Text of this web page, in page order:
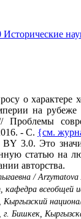
Исторические
о характере
на
Проблемы
- С. {см.
3.0. Это
статью на
авторства.
/
кафедра всеобщей
Кыргызский
Бишкек,